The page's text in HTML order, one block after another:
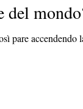
del
pare